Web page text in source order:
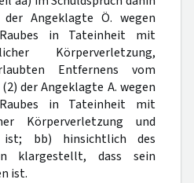
Angeklagte Ö. wegen
in Tateinheit mit
Körperverletzung,
Entfernens vom
der Angeklagte A. wegen
in Tateinheit mit
Körperverletzung und
ist; bb) hinsichtlich des
klargestellt, dass sein
ist.